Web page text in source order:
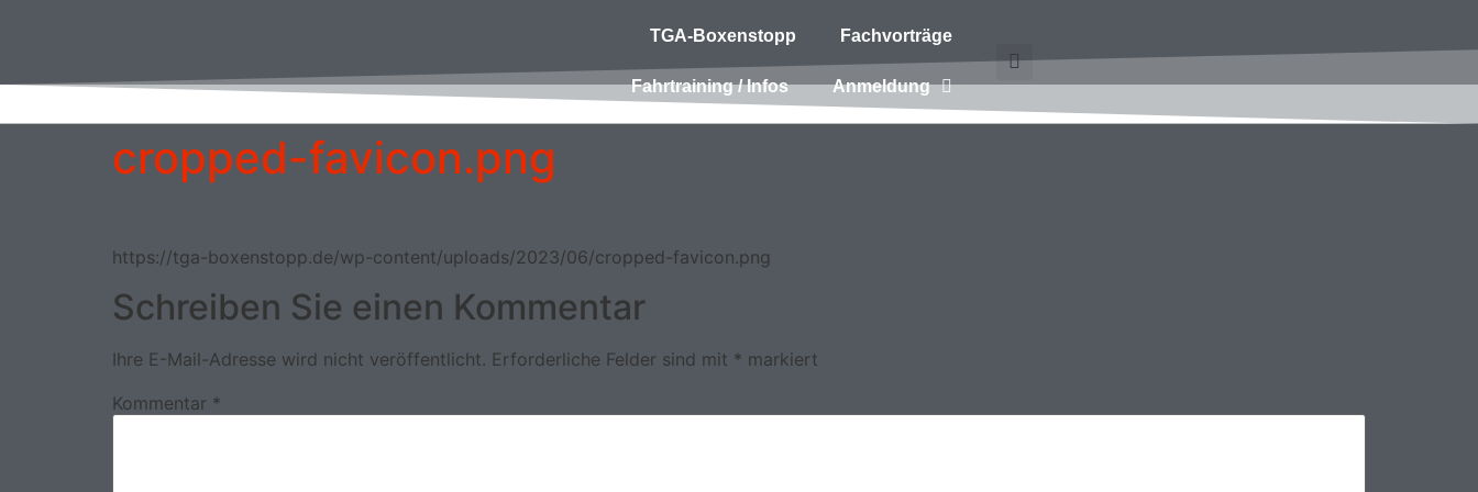
TGA-Boxenstopp Fachvorträge
Fahrtraining / Infos Anmeldung
cropped-favicon.png
https://tga-boxenstopp.de/wp-content/uploads/2023/06/cropped-favicon.png
Schreiben Sie einen Kommentar
Ihre E-Mail-Adresse wird nicht veröffentlicht. Erforderliche Felder sind mit * markiert
Kommentar *